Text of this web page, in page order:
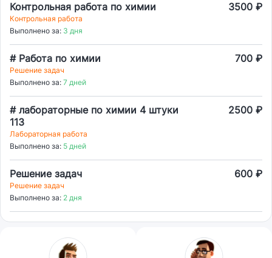
Контрольная работа по химии 3500 ₽
Контрольная работа
Выполнено за: 3 дня
# Работа по химии 700 ₽
Решение задач
Выполнено за: 7 дней
# лабораторные по химии 4 штуки
113
2500 ₽
Лабораторная работа
Выполнено за: 5 дней
Решение задач 600 ₽
Решение задач
Выполнено за: 2 дня